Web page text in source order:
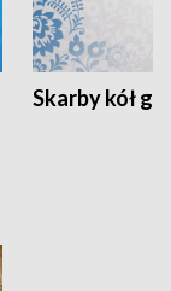
Skarby kół